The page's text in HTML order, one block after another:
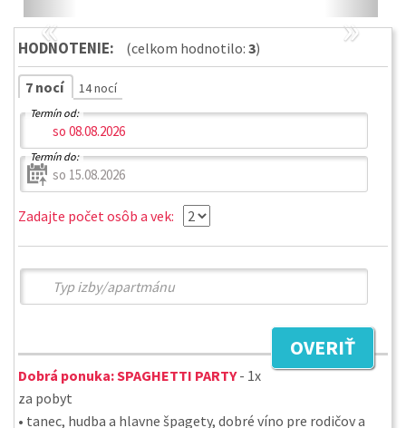
« »
HODNOTENIE: (celkom hodnotilo: 3)
7 nocí 14 nocí
Termín od:
Termín do:
Zadajte počet osôb a vek:
OVERIŤ
Dobrá ponuka:SPAGHETTI PARTY- 1x
za pobyt
• tanec, hudba a hlavne špagety, dobré víno pre rodičov a